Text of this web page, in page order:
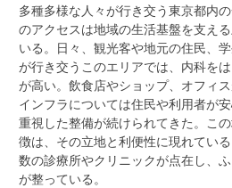
多種多様な人々が行き交う東京都内
のアクセスは地域の生活基盤を支え
いる。
日々、観光客や地元の住民、
が行き交うこのエリアでは、内科を
が高い。飲食店やショップ、オフィ
インフラについては住民や利用者が
重視した整備が続けられてきた。こ
徴は、その立地と利便性に現れてい
数の診療所やクリニックが点在し、
が整っている。